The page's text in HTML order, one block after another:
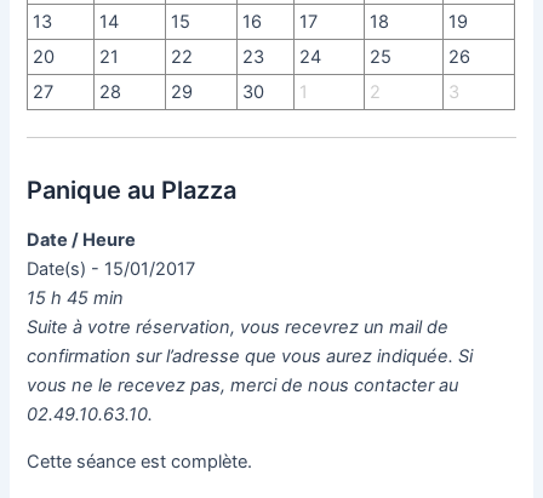
13
14 15 16 17 18
19
20
21 22 23 24 25
26
27
28 29 30 1 2 3
Panique au Plazza
Date / Heure
Date(s) - 15/01/2017
15 h 45 min
Suite à votre réservation, vous recevrez un mail de
confirmation sur l’adresse que vous aurez indiquée. Si
vous ne le recevez pas, merci de nous contacter au
02.49.10.63.10.
Cette séance est complète.